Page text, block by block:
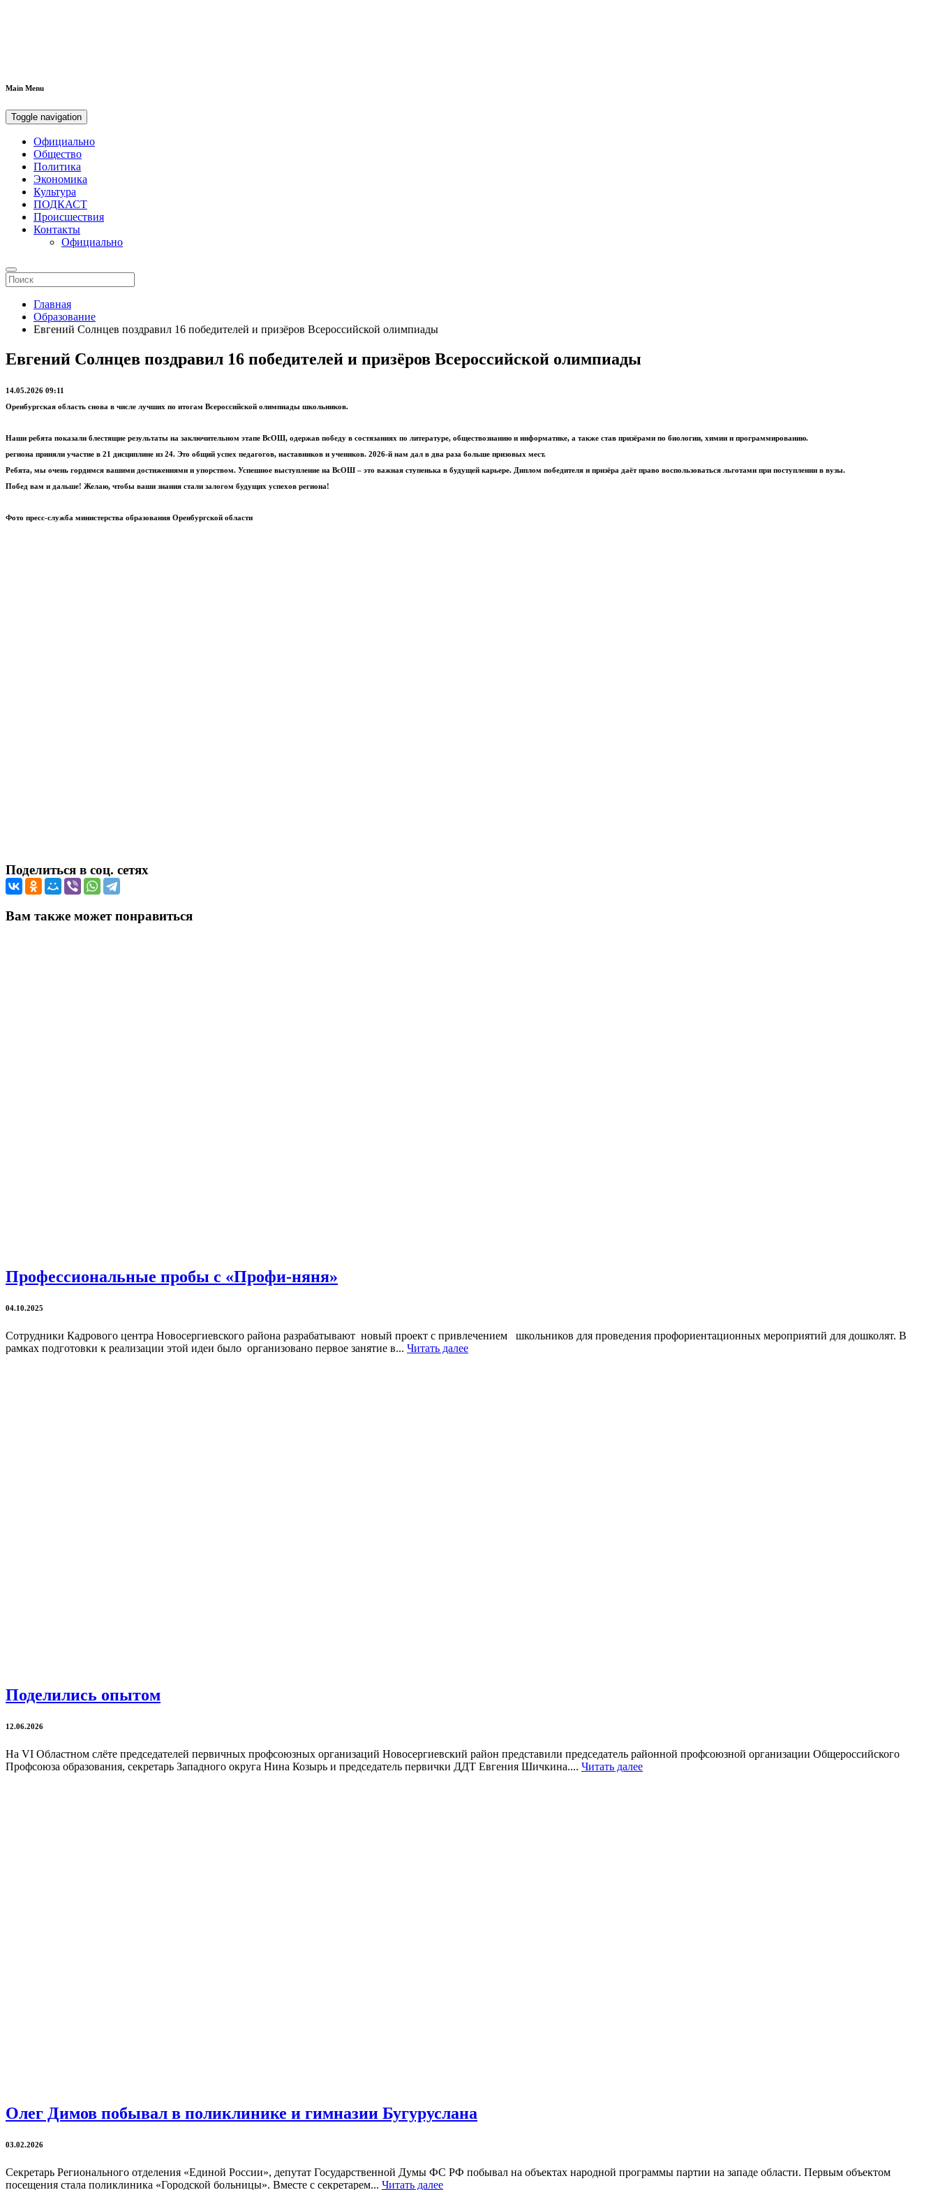
Main Menu
Toggle navigation
Официально
Общество
Политика
Экономика
Культура
ПОДКАСТ
Происшествия
Контакты
Официально
Главная
Образование
Евгений Солнцев поздравил 16 победителей и призёров Всероссийской олимпиады
Евгений Солнцев поздравил 16 победителей и призёров Всероссийской олимпиады
14.05.2026 09:11
Оренбургская область снова в числе лучших по итогам Всероссийской олимпиады школьников.
Наши ребята показали блестящие результаты на заключительном этапе ВсОШ, одержав победу в состязаниях по литературе, обществознанию и информатике, а также став призёрами по биологии, химии и программированию.
региона приняли участие в 21 дисциплине из 24. Это общий успех педагогов, наставников и учеников. 2026-й нам дал в два раза больше призовых мест.
Ребята, мы очень гордимся вашими достижениями и упорством. Успешное выступление на ВсОШ – это важная ступенька в будущей карьере. Диплом победителя и призёра даёт право воспользоваться льготами при поступлении в вузы.
Побед вам и дальше! Желаю, чтобы ваши знания стали залогом будущих успехов региона!
Фото пресс-служба министерства образования Оренбургской области
Поделиться в соц. сетях
Вам также может понравиться
Профессиональные пробы с «Профи-няня»
04.10.2025
Сотрудники Кадрового центра Новосергиевского района разрабатывают новый проект с привлечением школьников для проведения профориентационных мероприятий для дошколят. В
рамках подготовки к реализации этой идеи было организовано первое занятие в... Читать далее
Поделились опытом
12.06.2026
На VI Областном слёте председателей первичных профсоюзных организаций Новосергиевский район представили председатель районной профсоюзной организации Общероссийского
Профсоюза образования, секретарь Западного округа Нина Козырь и председатель первички ДДТ Евгения Шичкина.... Читать далее
Олег Димов побывал в поликлинике и гимназии Бугуруслана
03.02.2026
Секретарь Регионального отделения «Единой России», депутат Государственной Думы ФС РФ побывал на объектах народной программы партии на западе области. Первым объектом
посещения стала поликлиника «Городской больницы». Вместе с секретарем... Читать далее